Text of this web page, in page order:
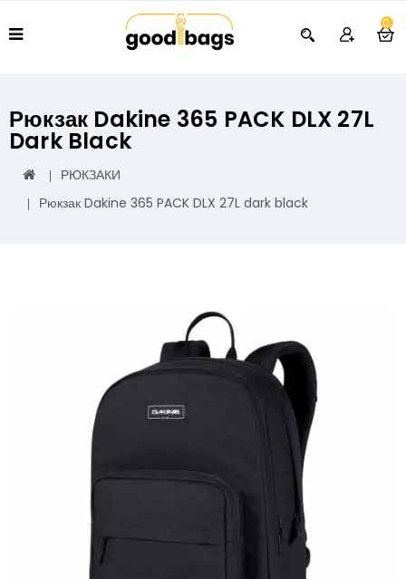
0
Рюкзак Dakine 365 PACK DLX 27L
Dark Black
РЮКЗАКИ
Рюкзак Dakine 365 PACK DLX 27L dark black